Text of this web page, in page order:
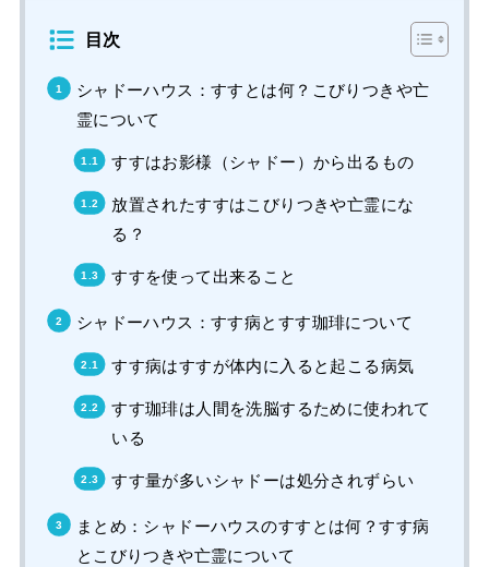
目次
シャドーハウス：すすとは何？こびりつきや亡
霊について
すすはお影様（シャドー）から出るもの
放置されたすすはこびりつきや亡霊にな
る？
すすを使って出来ること
シャドーハウス：すす病とすす珈琲について
すす病はすすが体内に入ると起こる病気
すす珈琲は人間を洗脳するために使われて
いる
すす量が多いシャドーは処分されずらい
まとめ：シャドーハウスのすすとは何？すす病
とこびりつきや亡霊について